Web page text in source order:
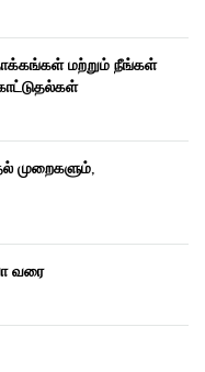
மற்றும் நீங்கள்
முறைகளும்,
வரை